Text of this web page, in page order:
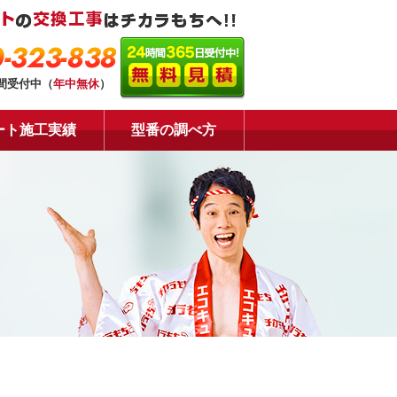
323-838
受付中（年中無休）
ト施工実績 型番の調べ方